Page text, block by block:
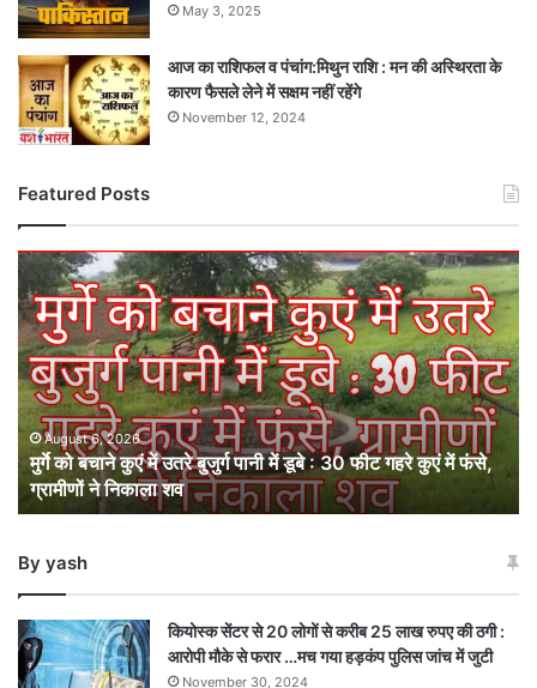
May 3, 2025
आज का राशिफल व पंचांग:मिथुन राशि : मन की अस्थिरता के
कारण फैसले लेने में सक्षम नहीं रहेंगे
November 12, 2024
Featured Posts
मुर्गे
को
बचाने
कुएं
में
उतरे
बुजुर्ग
पानी
में
डूबे
:
फीट
में
फंसे,
August 6, 2026
मुर्गे को बचाने कुएं में उतरे बुजुर्ग पानी में डूबे : 30 फीट गहरे कुएं में फंसे,
ग्रामीणों ने निकाला शव
By yash
कियोस्क सेंटर से 20 लोगों से करीब 25 लाख रुपए की ठगी :
आरोपी मौके से फरार …मच गया हड़कंप पुलिस जांच में जुटी
November 30, 2024